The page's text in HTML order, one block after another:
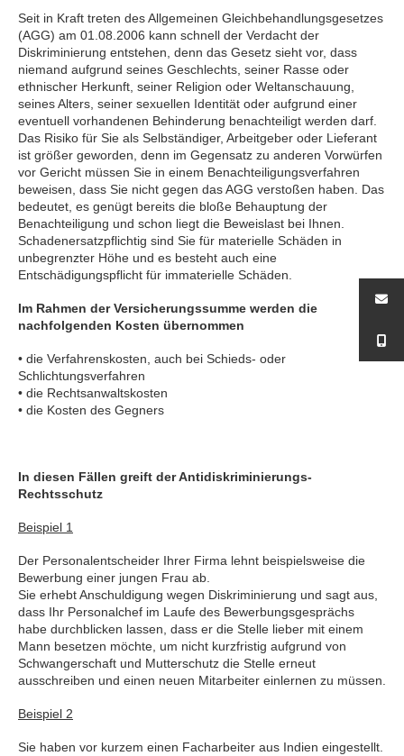
Seit in Kraft treten des Allgemeinen Gleichbehandlungsgesetzes
(AGG) am 01.08.2006 kann schnell der Verdacht der
Diskriminierung entstehen, denn das Gesetz sieht vor, dass
niemand aufgrund seines Geschlechts, seiner Rasse oder
ethnischer Herkunft, seiner Religion oder Weltanschauung,
seines Alters, seiner sexuellen Identität oder aufgrund einer
eventuell vorhandenen Behinderung benachteiligt werden darf.
Das Risiko für Sie als Selbständiger, Arbeitgeber oder Lieferant
ist größer geworden, denn im Gegensatz zu anderen Vorwürfen
vor Gericht müssen Sie in einem Benachteiligungsverfahren
beweisen, dass Sie nicht gegen das AGG verstoßen haben. Das
bedeutet, es genügt bereits die bloße Behauptung der
Benachteiligung und schon liegt die Beweislast bei Ihnen.
Schadenersatzpflichtig sind Sie für materielle Schäden in
unbegrenzter Höhe und es besteht auch eine
Entschädigungspflicht für immaterielle Schäden.
Im Rahmen der Versicherungssumme werden die
nachfolgenden Kosten übernommen
• die Verfahrenskosten, auch bei Schieds- oder
Schlichtungsverfahren
• die Rechtsanwaltskosten
• die Kosten des Gegners
In diesen Fällen greift der Antidiskriminierungs-
Rechtsschutz
Beispiel 1
Der Personalentscheider Ihrer Firma lehnt beispielsweise die
Bewerbung einer jungen Frau ab.
Sie erhebt Anschuldigung wegen Diskriminierung und sagt aus,
dass Ihr Personalchef im Laufe des Bewerbungsgesprächs
habe durchblicken lassen, dass er die Stelle lieber mit einem
Mann besetzen möchte, um nicht kurzfristig aufgrund von
Schwangerschaft und Mutterschutz die Stelle erneut
ausschreiben und einen neuen Mitarbeiter einlernen zu müssen.
Beispiel 2
Sie haben vor kurzem einen Facharbeiter aus Indien eingestellt.